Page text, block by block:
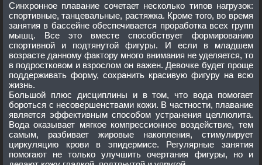
Синхронное плавание сочетает несколько типов нагрузок:
спортивные, танцевальные, растяжка. Кроме того, во время
занятия в бассейне обеспечивается проработка всех групп
мышц. Все это вместе способствует формированию
спортивной и подтянутой фигуры. И если в младшем
возрасте данному фактору много внимания не уделяется, то
в подростковом и взрослом он важен. Девочке будет проще
поддерживать форму, сохранить красивую фигуру на всю
жизнь.
Большой плюс дисциплины и в том, что вода помогает
бороться с несовершенствами кожи. В частности, плавание
является эффективным способом устранения целлюлита.
Вода оказывает мягкое компрессионное воздействие, тем
самым, разбивает жировые накопления, стимулирует
циркуляцию крови в эпидермисе. Регулярные занятия
помогают не только улучшить очертания фигуры, но и